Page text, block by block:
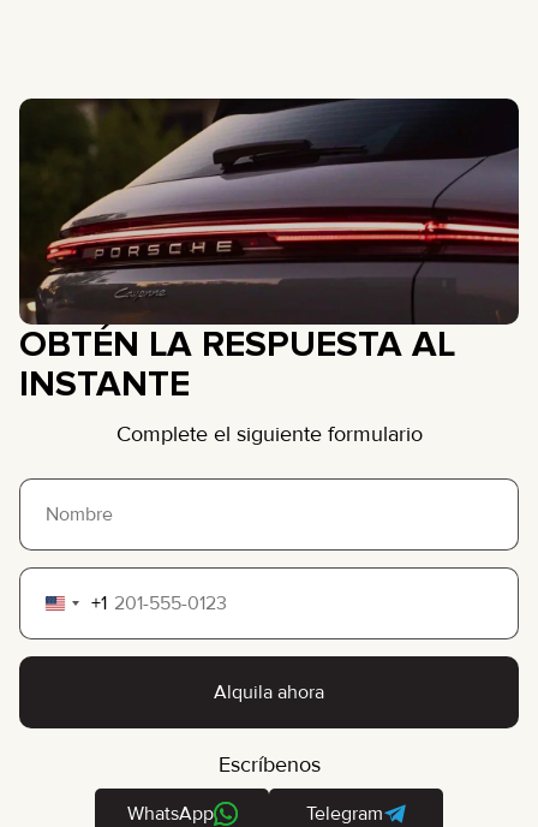
OBTÉN LA RESPUESTA AL
INSTANTE
Complete el siguiente formulario
United
States
+1
Alquila ahora
Escríbenos
WhatsApp Telegram